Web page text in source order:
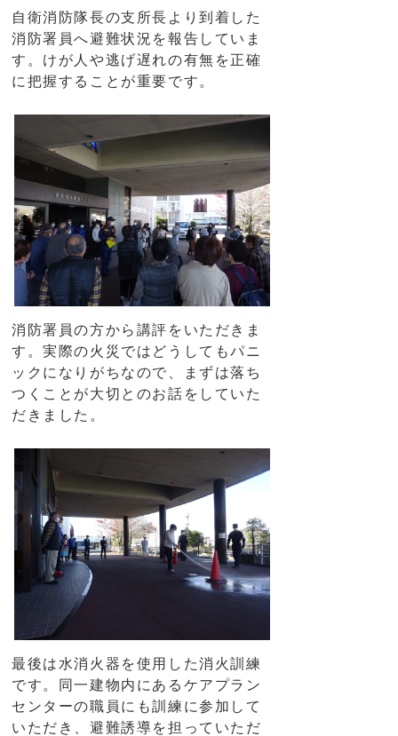
自衛消防隊長の支所長より到着した
消防署員へ避難状況を報告していま
す。けが人や逃げ遅れの有無を正確
に把握することが重要です。
消防署員の方から講評をいただきま
す。実際の火災ではどうしてもパニ
ックになりがちなので、まずは落ち
つくことが大切とのお話をしていた
だきました。
最後は水消火器を使用した消火訓練
です。同一建物内にあるケアプラン
センターの職員にも訓練に参加して
いただき、避難誘導を担っていただ